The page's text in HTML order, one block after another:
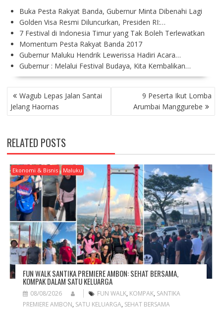
Buka Pesta Rakyat Banda, Gubernur Minta Dibenahi Lagi
Golden Visa Resmi Diluncurkan, Presiden RI:…
7 Festival di Indonesia Timur yang Tak Boleh Terlewatkan
Momentum Pesta Rakyat Banda 2017
Gubernur Maluku Hendrik Lewerissa Hadiri Acara…
Gubernur : Melalui Festival Budaya, Kita Kembalikan…
P
O
S
N
A
V
G
A
T
O
N
​Wagub Lepas Jalan Santai
Jelang Haornas
9 Peserta Ikut Lomba
Arumbai Manggurebe
RELATED POSTS
Ekonomi & Bisnis Maluku
FUN WALK SANTIKA PREMIERE AMBON: SEHAT BERSAMA,
KOMPAK DALAM SATU KELUARGA
08/08/2026 FUN WALK, KOMPAK, SANTIKA
PREMIERE AMBON, SATU KELUARGA, SEHAT BERSAMA